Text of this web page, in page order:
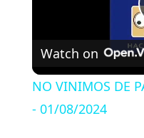
Watch on
NO VINIMOS DE
- 01/08/2024